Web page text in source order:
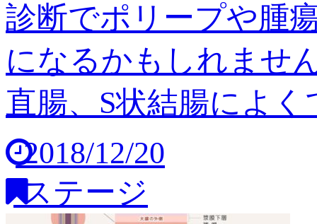
診断でポリープや腫
になるかもしれませ
直腸、S状結腸によ
2018/12/20
ステージ